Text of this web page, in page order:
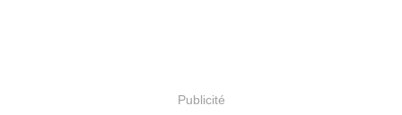
Publicité